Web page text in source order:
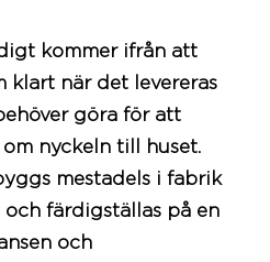
kommer ifrån att
klart när det levereras
göra för att
nyckeln till huset.
mestadels i fabrik
och färdigställas på en
och